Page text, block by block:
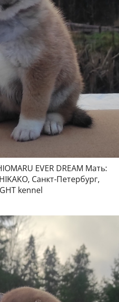
EVER DREAM Мать:
Санкт-Петербург,
kennel